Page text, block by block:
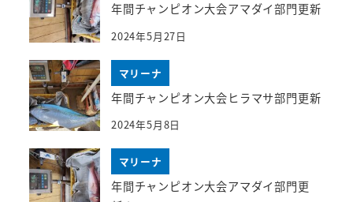
年間チャンピオン大会アマダイ部門更新
2024年5月27日
マリーナ
年間チャンピオン大会ヒラマサ部門更新
2024年5月8日
マリーナ
年間チャンピオン大会アマダイ部門更